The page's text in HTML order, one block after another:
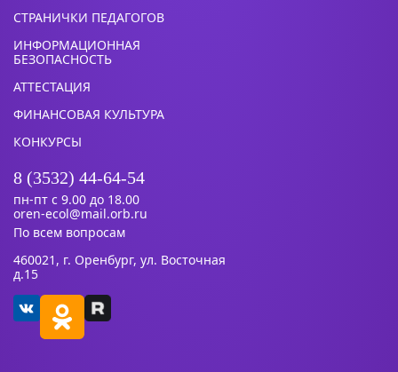
СТРАНИЧКИ ПЕДАГОГОВ
ИНФОРМАЦИОННАЯ
БЕЗОПАСНОСТЬ
АТТЕСТАЦИЯ
ФИНАНСОВАЯ КУЛЬТУРА
КОНКУРСЫ
8 (3532) 44-64-54
пн-пт с 9.00 до 18.00
oren-ecol@mail.orb.ru
По всем вопросам
460021, г. Оренбург, ул. Восточная
д.15